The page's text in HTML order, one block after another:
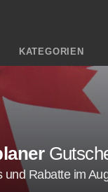
KATEGORIEN
und Rabatte im